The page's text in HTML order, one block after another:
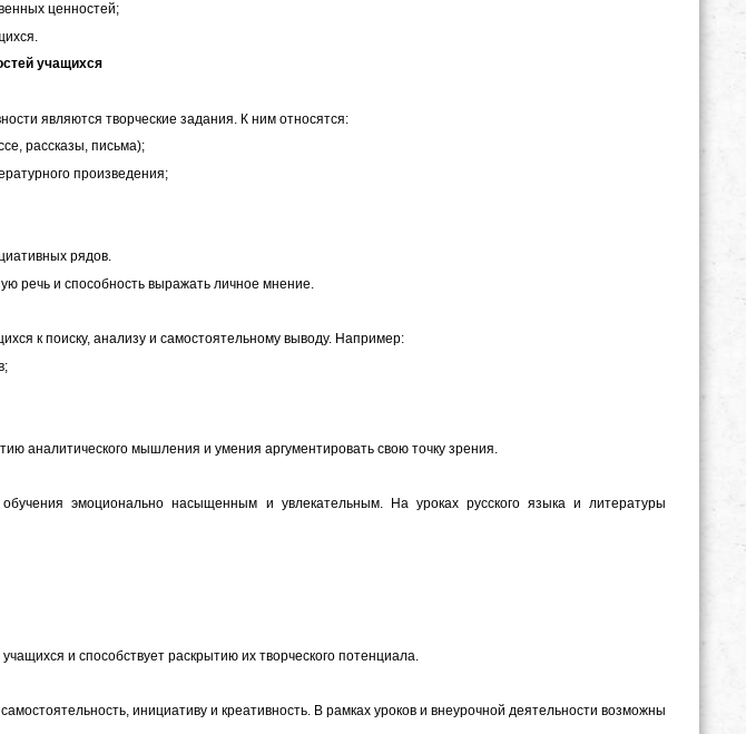
ценностей;
учащихся
являются творческие задания. К ним относятся:
рассказы, письма);
произведения;
рядов.
речь и способность выражать личное мнение.
к поиску, анализу и самостоятельному выводу. Например:
аналитического мышления и умения аргументировать свою точку зрения.
эмоционально насыщенным и увлекательным. На уроках русского языка и литературы
и способствует раскрытию их творческого потенциала.
инициативу и креативность. В рамках уроков и внеурочной деятельности возможны